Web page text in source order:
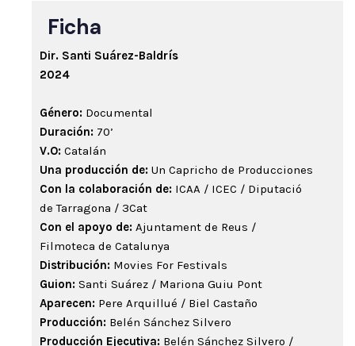
Ficha
Dir. Santi Suárez-Baldrís
2024
Género: Documental
Duración: 70’
V.O: Catalán
Una producción de: Un Capricho de Producciones
Con la colaboración de: ICAA / ICEC / Diputació
de Tarragona / 3Cat
Con el apoyo de: Ajuntament de Reus /
Filmoteca de Catalunya
Distribución: Movies For Festivals
Guion: Santi Suárez / Mariona Guiu Pont
Aparecen: Pere Arquillué / Biel Castaño
Producción: Belén Sánchez Silvero
Producción Ejecutiva: Belén Sánchez Silvero /